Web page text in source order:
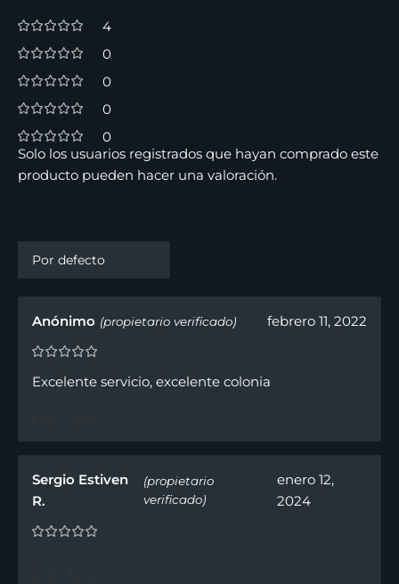
4
0
0
0
0
Anónimo (propietario verificado) febrero 11, 2022
Excelente servicio, excelente colonia
Sergio Estiven
R.
(propietario
verificado)
enero 12,
2024
Solo los usuarios registrados que hayan comprado este
producto pueden hacer una valoración.